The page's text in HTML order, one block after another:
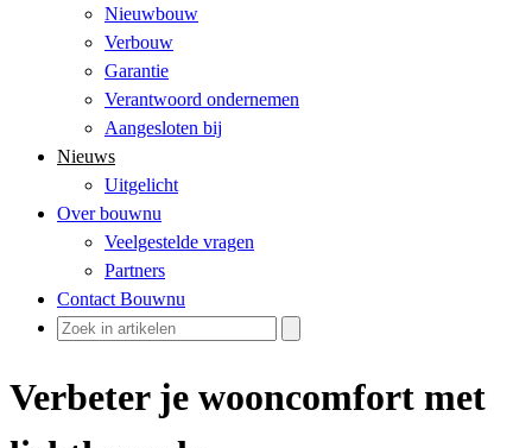
Nieuwbouw
Verbouw
Garantie
Verantwoord ondernemen
Aangesloten bij
Nieuws
Uitgelicht
Over bouwnu
Veelgestelde vragen
Partners
Contact Bouwnu
Verbeter je wooncomfort met